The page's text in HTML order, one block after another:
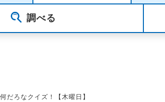
調べる
だろなクイズ！【木曜日】